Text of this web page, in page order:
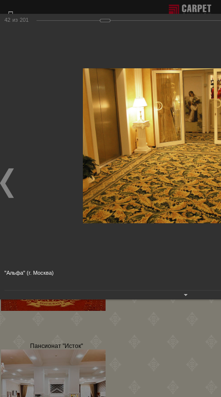
Фотогалерея наших работ по настилу ковролина.
Для получения более подробной информации о нашей
продукции и услугах, пожалуйста, обращайтесь к нашим
менеджерам, которые с радостью ответят на любые
Ваши вопросы и приедут к Вам для демонстрации
образцов ковровых покрытий.
Гостиничные вестибюли, коридоры
Фотографии настила
в гостиничных вестибюлях, коридорах, на лестницах.
Гостиница-ресторан "Версаль"
Пансионат "Исток"
42 из 201
"Альфа" (г. Москва)